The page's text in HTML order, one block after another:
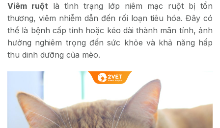
Viêm ruột là tình trạng lớp niêm mạc ruột bị tổn
thương, viêm nhiễm dẫn đến rối loạn tiêu hóa. Đây có
thể là bệnh cấp tính hoặc kéo dài thành mãn tính, ảnh
hưởng nghiêm trọng đến sức khỏe và khả năng hấp
thu dinh dưỡng của mèo.